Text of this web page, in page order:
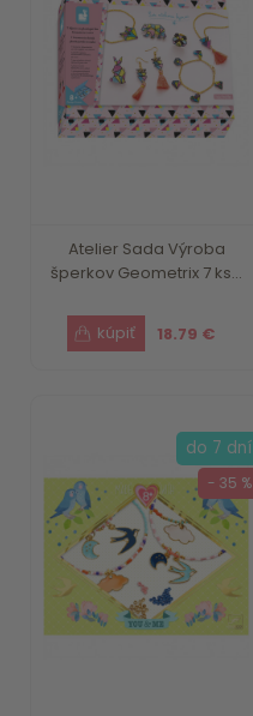
Atelier Sada Výroba
šperkov Geometrix 7 ks...
18.79 €
do 7 dní
- 35 %